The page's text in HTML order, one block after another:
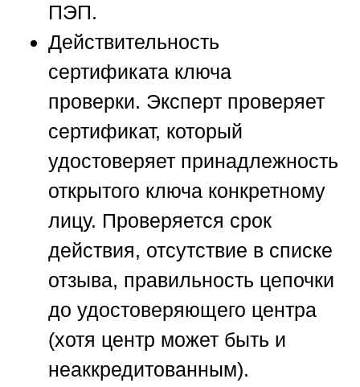
ПЭП.
Действительность
сертификата ключа
проверки. Эксперт проверяет
сертификат, который
удостоверяет принадлежность
открытого ключа конкретному
лицу. Проверяется срок
действия, отсутствие в списке
отзыва, правильность цепочки
до удостоверяющего центра
(хотя центр может быть и
неаккредитованным).